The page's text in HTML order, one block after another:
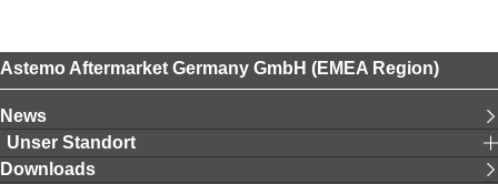
Astemo Aftermarket Germany GmbH (EMEA Region)
News
Unser Standort
Downloads